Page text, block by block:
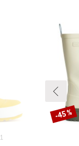
1
Remise
-45 %